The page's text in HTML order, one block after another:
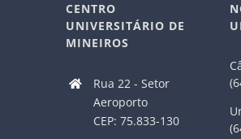
CENTRO
UNIVERSITÁRIO DE
MINEIROS
Rua 22 - Setor
Aeroporto
CEP: 75.833-130